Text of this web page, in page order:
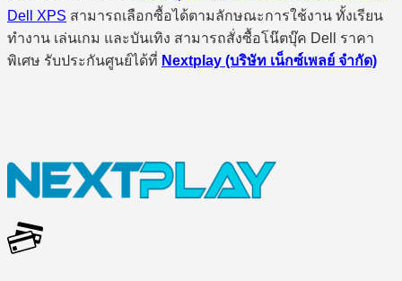
Dell XPS สามารถเลือกซื้อได้ตามลักษณะการใช้งาน ทั้งเรียน
ทำงาน เล่นเกม และบันเทิง สามารถสั่งซื้อโน๊ตบุ๊ค Dell ราคา
พิเศษ รับประกันศูนย์ได้ที่ Nextplay (บริษัท เน็กซ์เพลย์ จำกัด)